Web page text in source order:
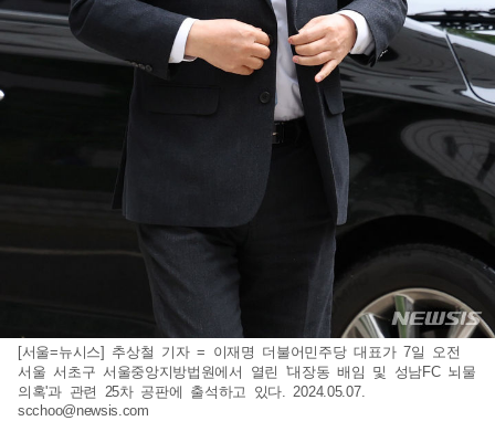
[서울=뉴시스] 추상철 기자 = 이재명 더불어민주당 대표가 7일 오전
서울 서초구 서울중앙지방법원에서 열린 '대장동 배임 및 성남FC 뇌물
의혹'과 관련 25차 공판에 출석하고 있다. 2024.05.07.
scchoo@newsis.com